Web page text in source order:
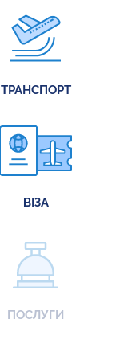
ТРАНСПОРТ
ВІЗА
ПОСЛУГИ